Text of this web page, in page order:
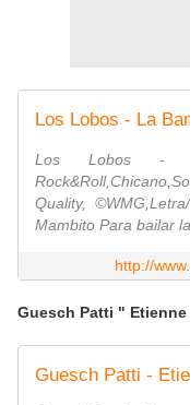
Los Lobos - La
Los Lobos -
Quality,
Mambito Para bailar
http://
Guesch Patti " Etienne
Guesch Patti -